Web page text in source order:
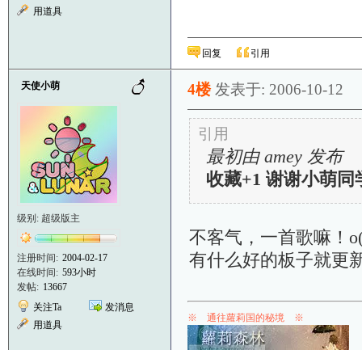
用道具
回复 引用
天使小萌
级别: 超级版主
注册时间: 2004-02-17
在线时间: 593小时
发帖: 13667
关注Ta
发消息
用道具
4楼 发表于: 2006-10-12
引用
最初由 amey 发布
收藏+1 谢谢小萌同
不客气，一首歌嘛！
有什么好的板子就更
※ 通往蘿莉国的秘境 ※